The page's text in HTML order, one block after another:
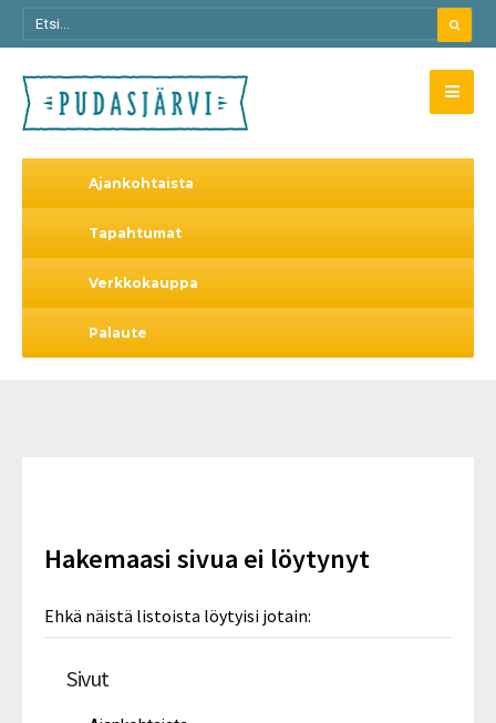
Ajankohtaista
Tapahtumat
Verkkokauppa
Palaute
Hakemaasi sivua ei löytynyt
Ehkä näistä listoista löytyisi jotain:
Sivut